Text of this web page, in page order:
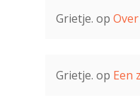
Grietje. op
Grietje. op Een